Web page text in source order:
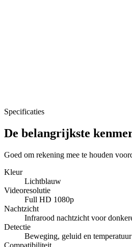
Specificaties
De belangrijkste
Goed om rekening mee te houden
Kleur
Lichtblauw
Videoresolutie
Full HD 1080p
Nachtzicht
Infrarood nachtzicht voor
Detectie
Beweging, geluid en temperatuur
Compatibiliteit